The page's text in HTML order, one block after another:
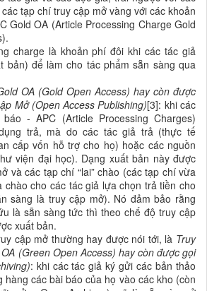
tạp chí truy cập mở vàng với các khoản
Gold OA (Article Processing Charge Gold
charge là khoản phí đôi khi các tác giả
bản) để làm cho tác phẩm sẵn sàng qua
OA (Gold Open Access) hay còn được
Mở (Open Access Publishing)[3]: khi các
- APC (Article Processing Charges)
trả, mà do các tác giả trả (thực tế
cấp vốn hỗ trợ cho họ) hoặc các nguồn
viện đại học). Dạng xuất bản này được
và các tạp chí “lai” chào (các tạp chí vừa
cho các tác giả lựa chọn trả tiền cho
sàng là truy cập mở). Nó đảm bảo rằng
là sẵn sàng tức thì theo chế độ truy cập
xuất bản.
cập mở thường hay được nói tới, là Truy
OA (Green Open Access) hay còn được gọi
: khi các tác giả ký gửi các bản thảo
các bài báo của họ vào các kho (còn